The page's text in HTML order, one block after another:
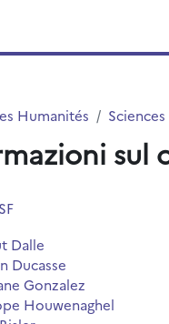
Humanités
sul
Dalle
Ducasse
Gonzalez
Houwenaghel